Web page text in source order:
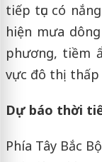
tiếp tục có
hiện mưa
phương, tiềm
vực đô thị
Dự báo thời
Phía Tây Bắc